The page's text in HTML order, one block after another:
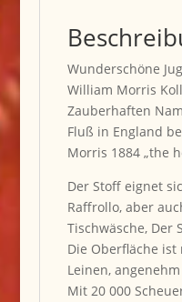
Wunderschöne
William Morris
Zauberhaften
Fluß in England
Morris 1884 „the
Der Stoff eignet
Raffrollo, aber
Tischwäsche, Der
Die Oberfläche ist
Leinen,
Mit 20 000